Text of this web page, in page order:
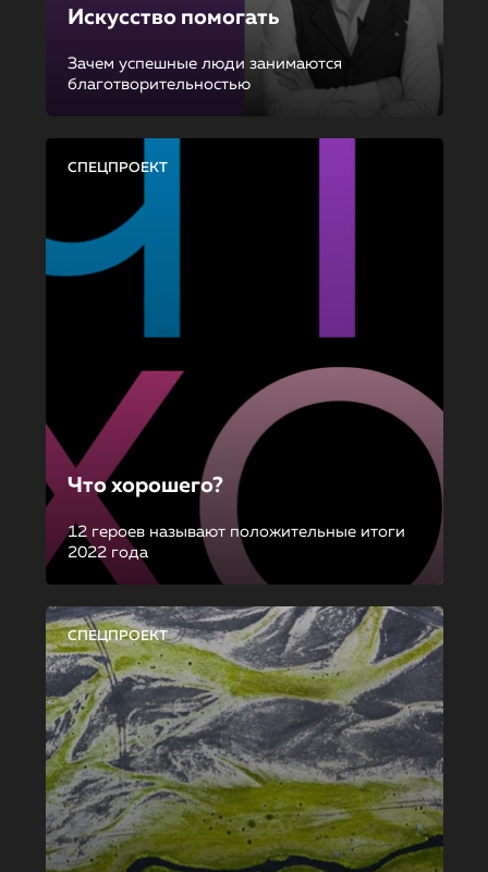
Искусство помогать
Зачем успешные люди занимаются
благотворительностью
СПЕЦПРОЕКТ
Что хорошего?
12 героев называют положительные итоги
2022 года
СПЕЦПРОЕКТ